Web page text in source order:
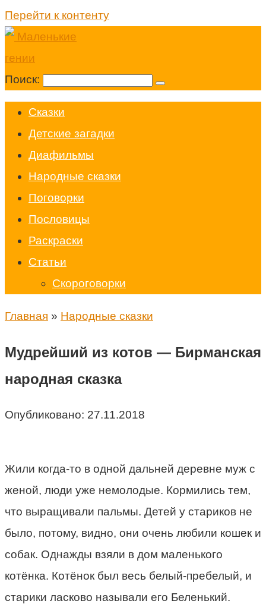
Перейти к контенту
Поиск:
Cказки
Детские загадки
Диафильмы
Народные сказки
Поговорки
Пословицы
Раскраски
Статьи
Скороговорки
Главная » Народные сказки
Мудрейший из котов — Бирманская
народная сказка
Опубликовано: 27.11.2018
Жили когда-то в одной дальней деревне муж с
женой, люди уже немолодые. Кормились тем,
что выращивали пальмы. Детей у стариков не
было, потому, видно, они очень любили кошек и
собак. Однажды взяли в дом маленького
котёнка. Котёнок был весь белый-пребелый, и
старики ласково называли его Беленький.